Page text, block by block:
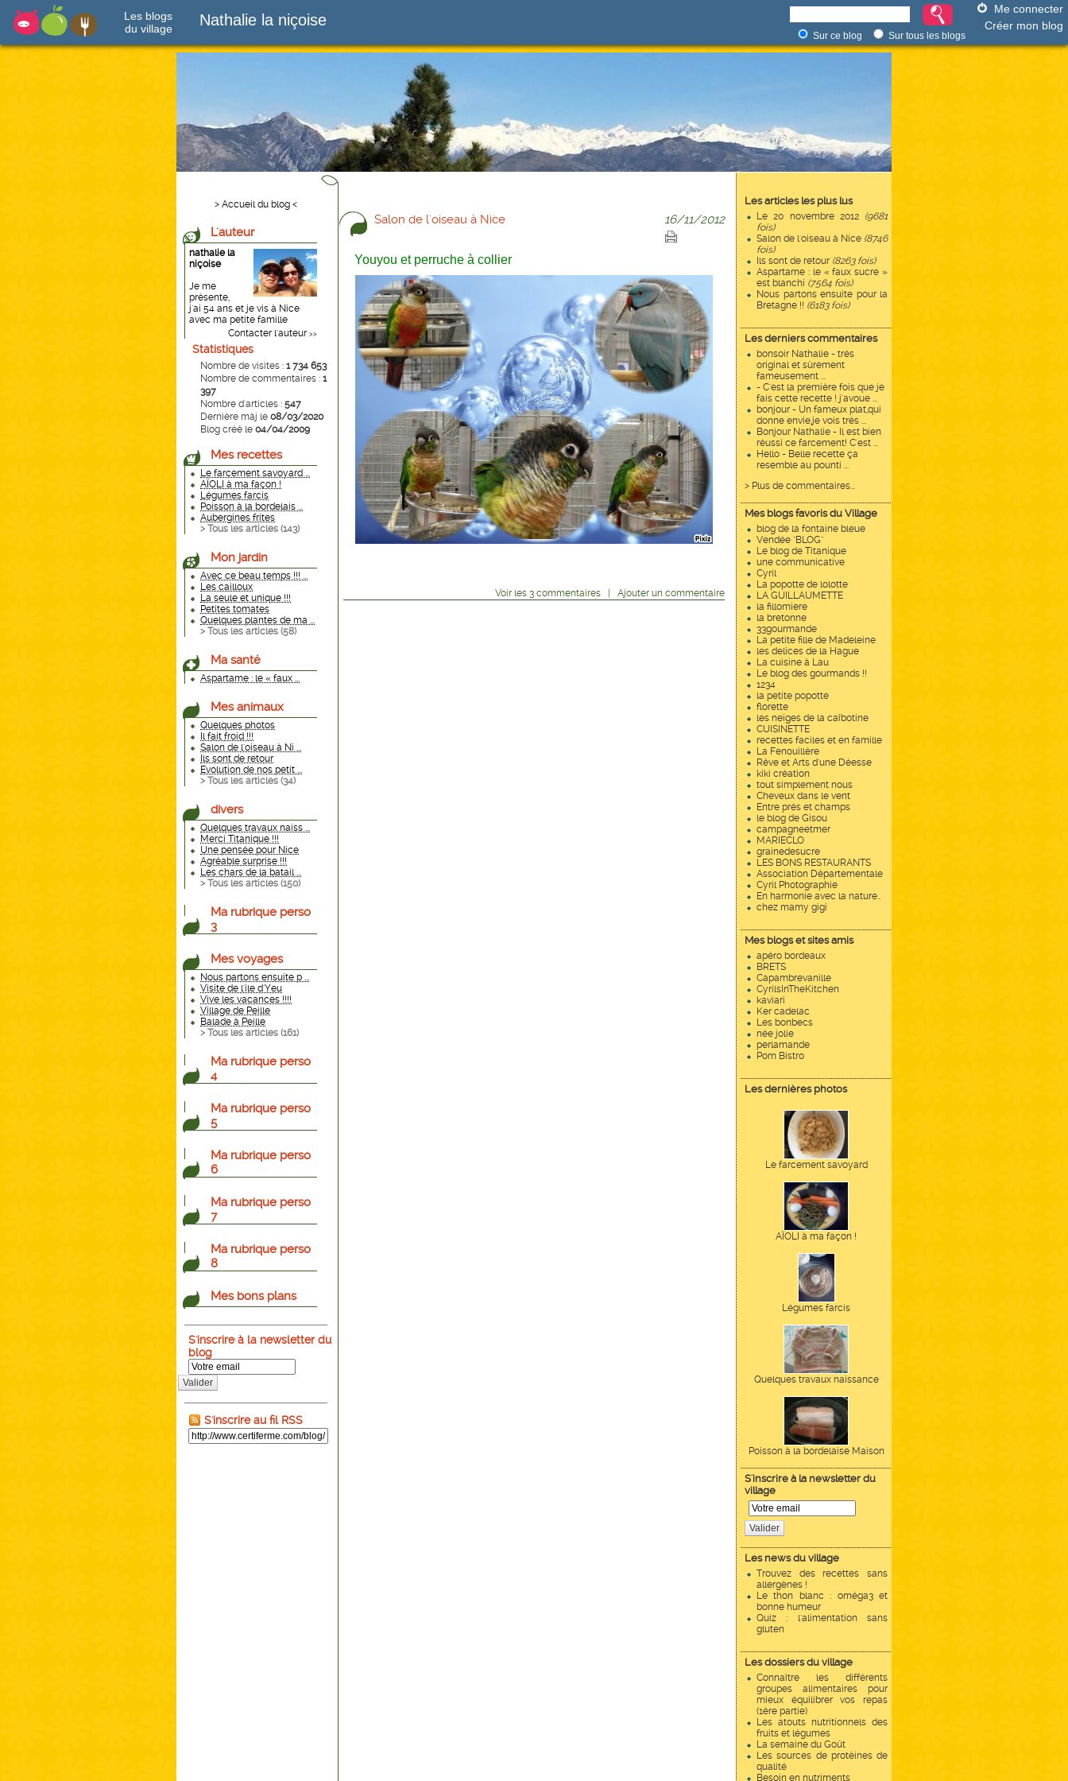
Les blogs
du village
Nathalie la niçoise
Me connecter
Créer mon blog
Sur ce blog Sur tous les blogs
Les articles les plus lus
Le 20 novembre 2012 (9681
fois)
Salon de l'oiseau à Nice (8746
fois)
Ils sont de retour (8263 fois)
Aspartame : le « faux sucre »
est blanchi (7564 fois)
Nous partons ensuite pour la
Bretagne !! (6183 fois)
Les derniers commentaires
bonsoir Nathalie - très
original et sûrement
fameusement ...
- C'est la première fois que je
fais cette recette ! j'avoue ...
bonjour - Un fameux plat,qui
donne envie,je vois trés ...
Bonjour Nathalie - Il est bien
réussi ce farcement! C'est ...
Hello - Belle recette ça
resemble au pounti ...
> Plus de commentaires...
Mes blogs favoris du Village
blog de la fontaine bleue
Vendée "BLOG"
Le blog de Titanique
une communicative
Cyril
La popotte de lolotte
LA GUILLAUMETTE
la fillomiere
la bretonne
33gourmande
La petite fille de Madeleine
les delices de la Hague
La cuisine à Lau
Le blog des gourmands !!
1234
la petite popotte
florette
les neiges de la caîbotine
CUISINETTE
recettes faciles et en famille
La Fenouillère
Rêve et Arts d'une Déesse
kiki création
tout simplement nous
Cheveux dans le vent
Entre prés et champs
le blog de Gisou
campagneetmer
MARIECLO
grainedesucre
LES BONS RESTAURANTS
Association Départementale
Cyril Photographie
En harmonie avec la nature..
chez mamy gigi
Mes blogs et sites amis
apéro bordeaux
BRETS
Capambrevanille
CyrilsInTheKitchen
kaviari
Ker cadelac
Les bonbecs
née jolie
perlamande
Pom Bistro
Les dernières photos
Le farcement savoyard
AÏOLI à ma façon !
Légumes farcis
Quelques travaux naissance
Poisson à la bordelaise Maison
S'inscrire à la newsletter du
village
Valider
Les news du village
Trouvez des recettes sans
allergènes !
Le thon blanc : oméga3 et
bonne humeur
Quiz : l'alimentation sans
gluten
Les dossiers du village
Connaître les différents
groupes alimentaires pour
mieux équilibrer vos repas
(1ère partie)
Les atouts nutritionnels des
fruits et légumes
La semaine du Goût
Les sources de protéines de
qualité
Besoin en nutriments
> Accueil du blog <
L'auteur
nathalie la
niçoise
Je me
présente,
j'ai 54 ans et je vis à Nice
avec ma petite famille
Contacter l'auteur >>
Statistiques
Nombre de visites : 1 734 653
Nombre de commentaires : 1
397
Nombre d'articles : 547
Dernière màj le 08/03/2020
Blog créé le 04/04/2009
Mes recettes
Le farcement savoyard ...
AÏOLI à ma façon !
Légumes farcis
Poisson à la bordelais ...
Aubergines frites
> Tous les articles (143)
Mon jardin
Avec ce beau temps !!! ...
Les cailloux
La seule et unique !!!
Petites tomates
Quelques plantes de ma ...
> Tous les articles (58)
Ma santé
Aspartame : le « faux ...
Mes animaux
Quelques photos
Il fait froid !!!
Salon de l'oiseau à Ni ...
Ils sont de retour
Evolution de nos petit ...
> Tous les articles (34)
divers
Quelques travaux naiss ...
Merci Titanique !!!
Une pensée pour Nice
Agréable surprise !!!
Les chars de la batail ...
> Tous les articles (150)
Ma rubrique perso
3
Mes voyages
Nous partons ensuite p ...
Visite de l'ile d'Yeu
Vive les vacances !!!!
Village de Peille
Balade à Peille
> Tous les articles (161)
Ma rubrique perso
4
Ma rubrique perso
5
Ma rubrique perso
6
Ma rubrique perso
7
Ma rubrique perso
8
Mes bons plans
S'inscrire à la newsletter du
blog
Valider
S'inscrire au fil RSS
Salon de l'oiseau à Nice 16/11/2012
Youyou et perruche à collier
Voir les 3 commentaires | Ajouter un commentaire